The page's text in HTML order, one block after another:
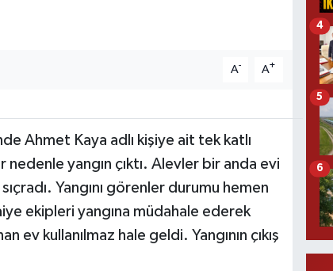
A- A+
Ahmet Kaya adlı kişiye ait tek katlı
yangın çıktı. Alevler bir anda evi
Yangını görenler durumu hemen
ekipleri yangına müdahale ederek
ev kullanılmaz hale geldi. Yangının çıkış
4
5
6